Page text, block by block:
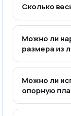
Сколько
Можно ли
размера из
Можно ли
опорную